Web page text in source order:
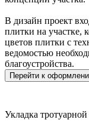
В дизайн проект
плитки на участке,
цветов плитки с
ведомостью
благоустройства.
Перейти к
Укладка